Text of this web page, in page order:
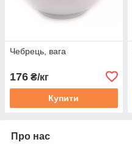
Чебрець, вага
176 ₴/кг
Купити
Про нас